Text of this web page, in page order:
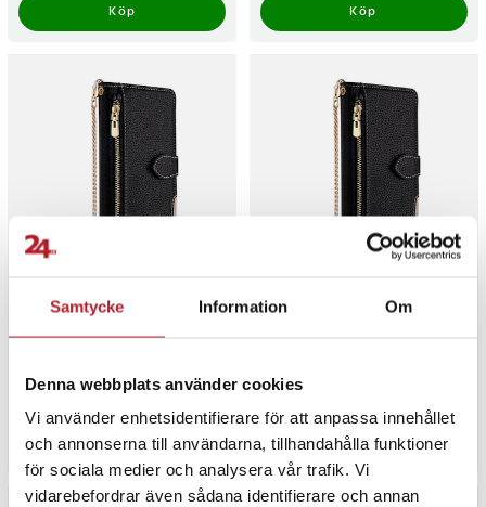
Samtycke Information Om
Denna webbplats använder cookies
Vi använder enhetsidentifierare för att anpassa innehållet
och annonserna till användarna, tillhandahålla funktioner
för sociala medier och analysera vår trafik. Vi
vidarebefordrar även sådana identifierare och annan
Köp
Köp
Plånboksfodral med spegel
och kedja till iPhone 16 -
Svart
Nuvarande pris:69 krTidigare
69 kr 169 kr
Köp
-59%
Plånboksfodral med spegel
och kedja till iPhone 16 Pro -
Nuvarande pris
69 kr
I lager, levereras inom 1-2 vardagar
Köp